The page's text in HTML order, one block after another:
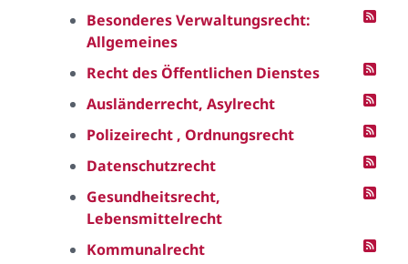
Besonderes Verwaltungsrecht:
Allgemeines
Recht des Öffentlichen Dienstes
Ausländerrecht, Asylrecht
Polizeirecht , Ordnungsrecht
Datenschutzrecht
Gesundheitsrecht,
Lebensmittelrecht
Kommunalrecht